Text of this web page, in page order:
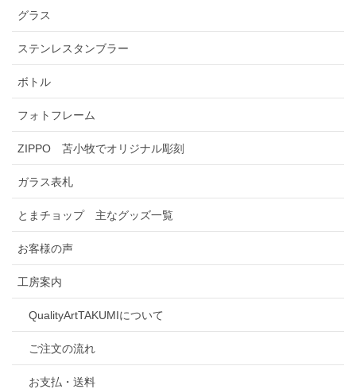
グラス
ステンレスタンブラー
ボトル
フォトフレーム
ZIPPO 苫小牧でオリジナル彫刻
ガラス表札
とまチョップ 主なグッズ一覧
お客様の声
工房案内
QualityArtTAKUMIについて
ご注文の流れ
お支払・送料